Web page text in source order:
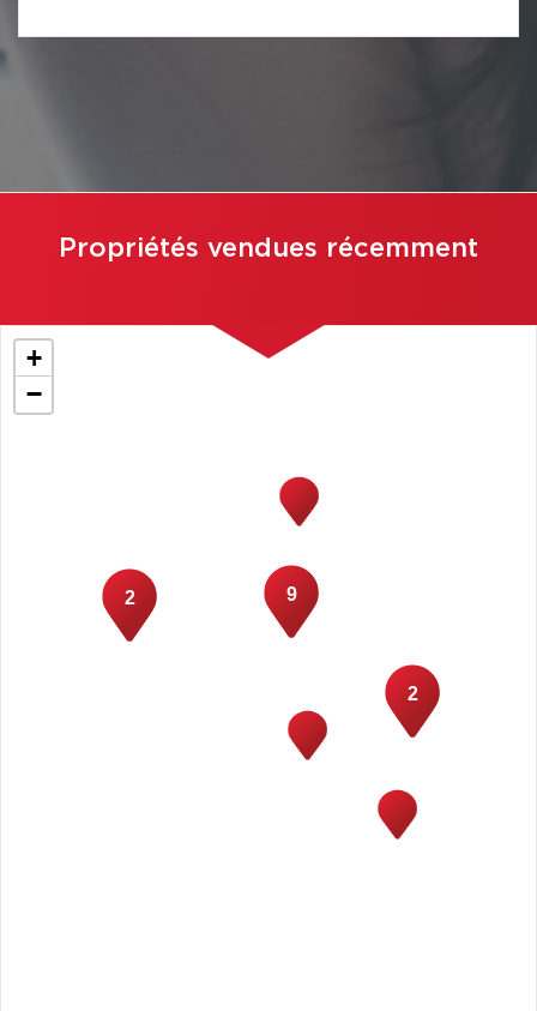
Propriétés vendues récemment
2
2 9
+
−